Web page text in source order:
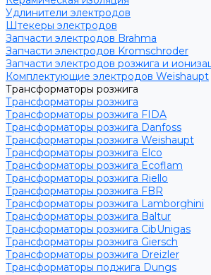
Удлинители электродов
Штекеры электродов
Запчасти электродов Brahma
Запчасти электродов Kromschroder
Запчасти электродов розжига и
Комплектующие электродов Weishaupt
Трансформаторы розжига
Трансформаторы розжига
Трансформаторы розжига FIDA
Трансформаторы розжига Danfoss
Трансформаторы розжига Weishaupt
Трансформаторы розжига Elco
Трансформаторы розжига Ecoflam
Трансформаторы розжига Riello
Трансформаторы розжига FBR
Трансформаторы розжига Lamborghini
Трансформаторы розжига Baltur
Трансформаторы розжига CibUnigas
Трансформаторы розжига Giersch
Трансформаторы розжига Dreizler
Трансформаторы поджига Dungs